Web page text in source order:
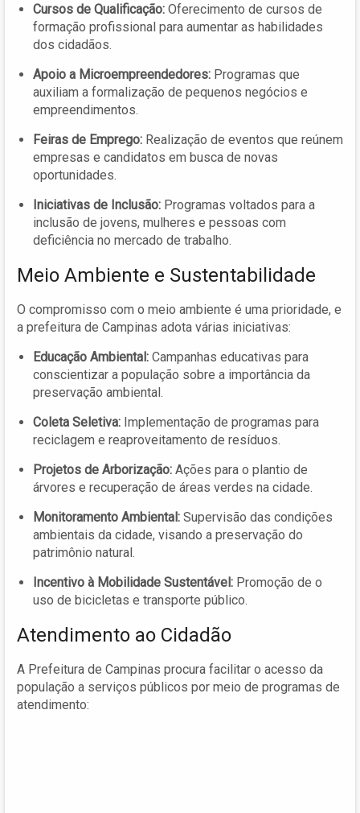
Cursos de Qualificação: Oferecimento de cursos de
formação profissional para aumentar as habilidades
dos cidadãos.
Apoio a Microempreendedores: Programas que
auxiliam a formalização de pequenos negócios e
empreendimentos.
Feiras de Emprego: Realização de eventos que reúnem
empresas e candidatos em busca de novas
oportunidades.
Iniciativas de Inclusão: Programas voltados para a
inclusão de jovens, mulheres e pessoas com
deficiência no mercado de trabalho.
Meio Ambiente e Sustentabilidade
O compromisso com o meio ambiente é uma prioridade, e
a prefeitura de Campinas adota várias iniciativas:
Educação Ambiental: Campanhas educativas para
conscientizar a população sobre a importância da
preservação ambiental.
Coleta Seletiva: Implementação de programas para
reciclagem e reaproveitamento de resíduos.
Projetos de Arborização: Ações para o plantio de
árvores e recuperação de áreas verdes na cidade.
Monitoramento Ambiental: Supervisão das condições
ambientais da cidade, visando a preservação do
patrimônio natural.
Incentivo à Mobilidade Sustentável: Promoção de o
uso de bicicletas e transporte público.
Atendimento ao Cidadão
A Prefeitura de Campinas procura facilitar o acesso da
população a serviços públicos por meio de programas de
atendimento: